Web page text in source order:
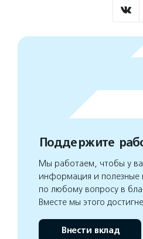
Поддержите
Мы работаем, чтобы у
информация и полезные
по любому вопросу в
Вместе мы этого
Внести вклад